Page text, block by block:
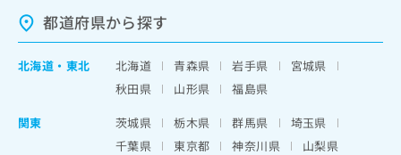
都道府県から探す
北海道 ・ 東北 北海道 青森県 岩手県
宮城県
秋田県
山形県
福島県
関東
茨城県 栃木県 群馬県
埼玉県
千葉県
東京都 神奈川県
山梨県